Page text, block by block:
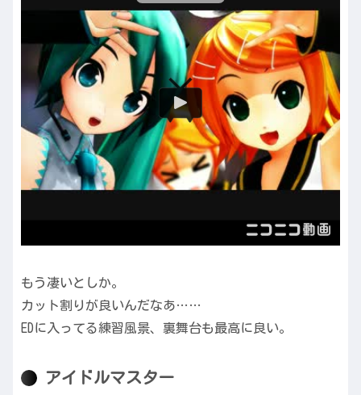
もう凄いとしか。
カット割りが良いんだなあ……
EDに入ってる練習風景、裏舞台も最高に良い。
アイドルマスター